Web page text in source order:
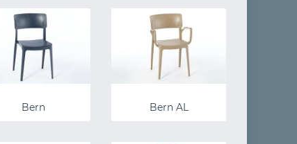
Bern Bern AL